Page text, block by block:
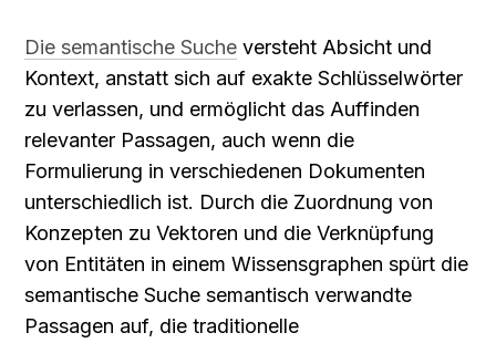
Die semantische Suche versteht Absicht und
Kontext, anstatt sich auf exakte Schlüsselwörter
zu verlassen, und ermöglicht das Auffinden
relevanter Passagen, auch wenn die
Formulierung in verschiedenen Dokumenten
unterschiedlich ist. Durch die Zuordnung von
Konzepten zu Vektoren und die Verknüpfung
von Entitäten in einem Wissensgraphen spürt die
semantische Suche semantisch verwandte
Passagen auf, die traditionelle